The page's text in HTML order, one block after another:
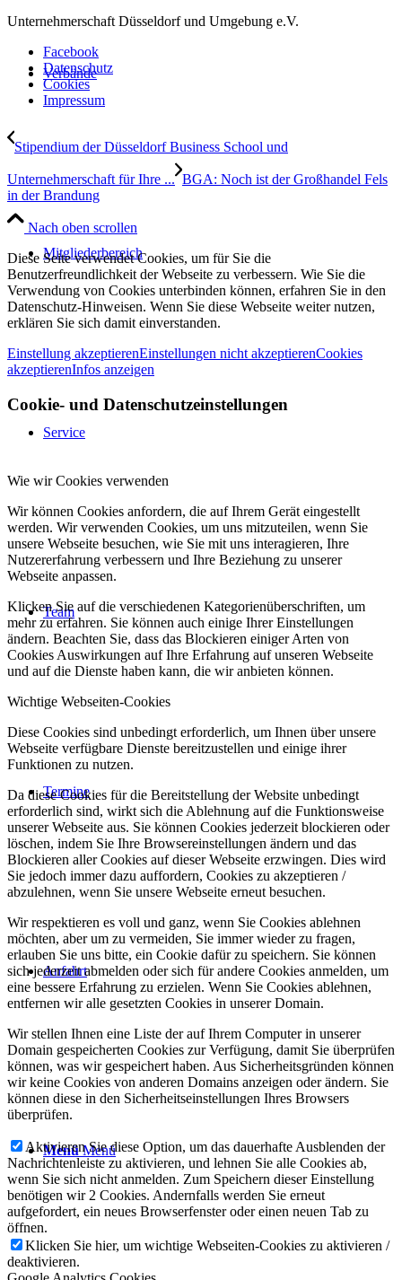
Verbände
Mitgliederbereich
Service
Team
Termine
Anfahrt
Menü Menü
Unternehmerschaft Düsseldorf und Umgebung e.V.
Facebook
Datenschutz
Cookies
Impressum
Stipendium der Düsseldorf Business School und
Unternehmerschaft für Ihre ... BGA: Noch ist der Großhandel Fels
in der Brandung
Nach oben scrollen
Diese Seite verwendet Cookies, um für Sie die
Benutzerfreundlichkeit der Webseite zu verbessern. Wie Sie die
Verwendung von Cookies unterbinden können, erfahren Sie in den
Datenschutz-Hinweisen. Wenn Sie diese Webseite weiter nutzen,
erklären Sie sich damit einverstanden.
Einstellung akzeptierenEinstellungen nicht akzeptierenCookies
akzeptierenInfos anzeigen
Cookie- und Datenschutzeinstellungen
Wie wir Cookies verwenden
Wir können Cookies anfordern, die auf Ihrem Gerät eingestellt
werden. Wir verwenden Cookies, um uns mitzuteilen, wenn Sie
unsere Webseite besuchen, wie Sie mit uns interagieren, Ihre
Nutzererfahrung verbessern und Ihre Beziehung zu unserer
Webseite anpassen.
Klicken Sie auf die verschiedenen Kategorienüberschriften, um
mehr zu erfahren. Sie können auch einige Ihrer Einstellungen
ändern. Beachten Sie, dass das Blockieren einiger Arten von
Cookies Auswirkungen auf Ihre Erfahrung auf unseren Webseite
und auf die Dienste haben kann, die wir anbieten können.
Wichtige Webseiten-Cookies
Diese Cookies sind unbedingt erforderlich, um Ihnen über unsere
Webseite verfügbare Dienste bereitzustellen und einige ihrer
Funktionen zu nutzen.
Da diese Cookies für die Bereitstellung der Website unbedingt
erforderlich sind, wirkt sich die Ablehnung auf die Funktionsweise
unserer Webseite aus. Sie können Cookies jederzeit blockieren oder
löschen, indem Sie Ihre Browsereinstellungen ändern und das
Blockieren aller Cookies auf dieser Webseite erzwingen. Dies wird
Sie jedoch immer dazu auffordern, Cookies zu akzeptieren /
abzulehnen, wenn Sie unsere Webseite erneut besuchen.
Wir respektieren es voll und ganz, wenn Sie Cookies ablehnen
möchten, aber um zu vermeiden, Sie immer wieder zu fragen,
erlauben Sie uns bitte, ein Cookie dafür zu speichern. Sie können
sich jederzeit abmelden oder sich für andere Cookies anmelden, um
eine bessere Erfahrung zu erzielen. Wenn Sie Cookies ablehnen,
entfernen wir alle gesetzten Cookies in unserer Domain.
Wir stellen Ihnen eine Liste der auf Ihrem Computer in unserer
Domain gespeicherten Cookies zur Verfügung, damit Sie überprüfen
können, was wir gespeichert haben. Aus Sicherheitsgründen können
wir keine Cookies von anderen Domains anzeigen oder ändern. Sie
können diese in den Sicherheitseinstellungen Ihres Browsers
überprüfen.
Aktivieren Sie diese Option, um das dauerhafte Ausblenden der
Nachrichtenleiste zu aktivieren, und lehnen Sie alle Cookies ab,
wenn Sie sich nicht anmelden. Zum Speichern dieser Einstellung
benötigen wir 2 Cookies. Andernfalls werden Sie erneut
aufgefordert, ein neues Browserfenster oder einen neuen Tab zu
öffnen.
Klicken Sie hier, um wichtige Webseiten-Cookies zu aktivieren /
deaktivieren.